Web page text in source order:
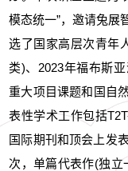
模态统一”，邀请兔展
选了国家高层次青年
类)、2023年福布斯
重大项目课题和国自
表性学术工作包括
国际期刊和顶会上发
次，单篇代表作(独